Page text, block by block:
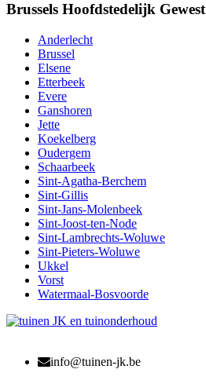
Brussels Hoofdstedelijk Gewest
Anderlecht
Brussel
Elsene
Etterbeek
Evere
Ganshoren
Jette
Koekelberg
Oudergem
Schaarbeek
Sint-Agatha-Berchem
Sint-Gillis
Sint-Jans-Molenbeek
Sint-Joost-ten-Node
Sint-Lambrechts-Woluwe
Sint-Pieters-Woluwe
Ukkel
Vorst
Watermaal-Bosvoorde
info@tuinen-jk.be